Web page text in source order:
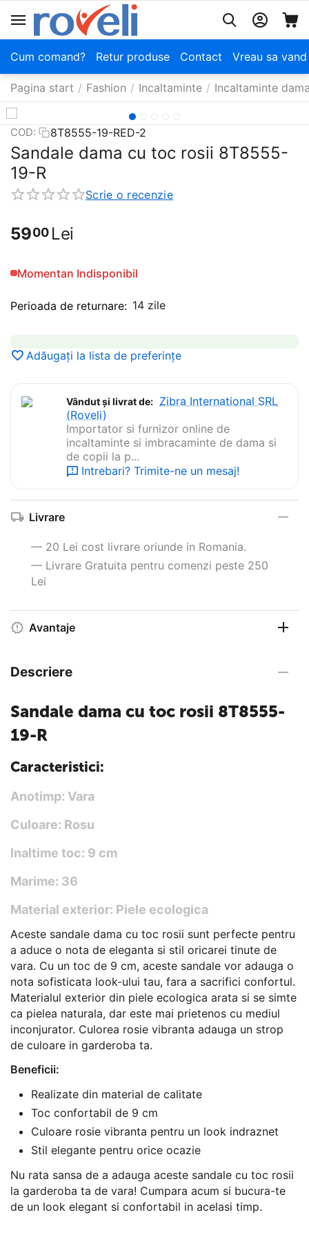
Cum comand? Retur produse Contact Vreau sa
Pagina start / Fashion / Incaltaminte / Incaltaminte
COD: 8T8555-19-RED-2
Sandale dama cu toc rosii 8T8555-
19-R
Scrie o recenzie
5900 Lei
Momentan Indisponibil
Perioada de returnare: 14 zile
Adăugați la lista de preferințe
Vândut și livrat de: Zibra International SRL
(Roveli)
Importator si furnizor online de
incaltaminte si imbracaminte de dama si
de copii la p...
Intrebari? Trimite-ne un mesaj!
Livrare
— 20 Lei cost livrare oriunde in Romania.
— Livrare Gratuita pentru comenzi peste 250
Lei
Avantaje
Descriere
Sandale dama cu toc rosii 8T8555-
19-R
Caracteristici:
Anotimp: Vara
Culoare: Rosu
Inaltime toc: 9 cm
Marime: 36
Material exterior: Piele ecologica
Aceste sandale dama cu toc rosii sunt perfecte pentru
a aduce o nota de eleganta si stil oricarei tinute de
vara. Cu un toc de 9 cm, aceste sandale vor adauga o
nota sofisticata look-ului tau, fara a sacrifici confortul.
Materialul exterior din piele ecologica arata si se simte
ca pielea naturala, dar este mai prietenos cu mediul
inconjurator. Culorea rosie vibranta adauga un strop
de culoare in garderoba ta.
Beneficii:
Realizate din material de calitate
Toc confortabil de 9 cm
Culoare rosie vibranta pentru un look indraznet
Stil elegante pentru orice ocazie
Nu rata sansa de a adauga aceste sandale cu toc rosii
la garderoba ta de vara! Cumpara acum si bucura-te
de un look elegant si confortabil in acelasi timp.